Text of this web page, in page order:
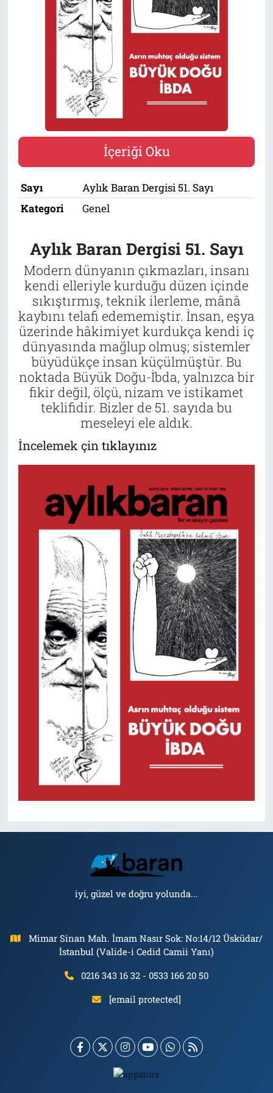
İçeriği Oku
Sayı
Aylık Baran Dergisi 51. Sayı
Kategori
Genel
Aylık Baran Dergisi 51. Sayı
Modern dünyanın çıkmazları, insanı
kendi elleriyle kurduğu düzen içinde
sıkıştırmış, teknik ilerleme, mânâ
kaybını telafi edememiştir. İnsan, eşya
üzerinde hâkimiyet kurdukça kendi iç
dünyasında mağlup olmuş; sistemler
büyüdükçe insan küçülmüştür. Bu
noktada Büyük Doğu-İbda, yalnızca bir
fikir değil, ölçü, nizam ve istikamet
teklifidir. Bizler de 51. sayıda bu
meseleyi ele aldık.
İncelemek çintıklayınız
iyi, güzel ve doğru yolunda...
Mimar Sinan Mah. İmam Nasır Sok: No:14/12 Üsküdar/
İstanbul (Valide-i Cedid Camii Yanı)
0216 343 16 32 - 0533 166 20 50
[email protected]
Tarih
İletişim